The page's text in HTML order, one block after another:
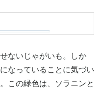
ないじゃがいも。しか
なっていることに気づい
この緑色は、ソラニンと